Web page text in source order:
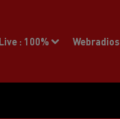
Live : 100% Webradios